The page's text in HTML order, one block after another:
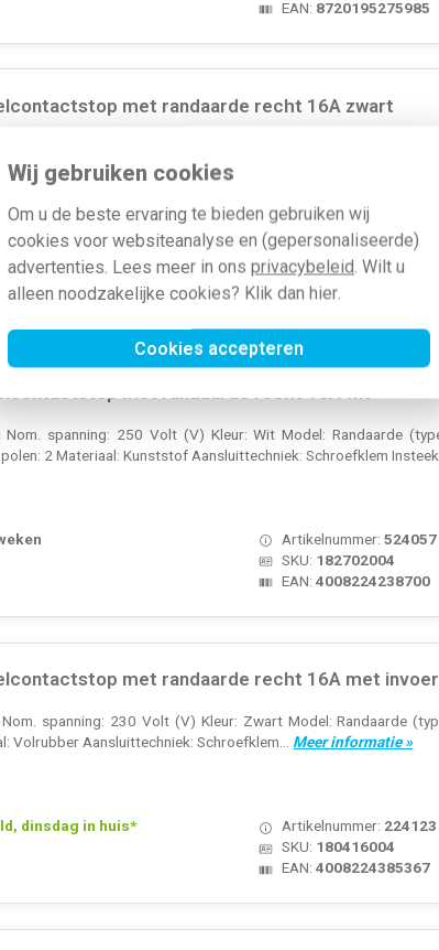
Wij gebruiken cookies
Om u de beste ervaring te bieden gebruiken wij
cookies voor websiteanalyse en (gepersonaliseerde)
advertenties. Lees meer in ons privacybeleid. Wilt u
alleen noodzakelijke cookies? Klik dan hier.
Cookies accepteren
EAN: 8720195275985
met randaarde recht 16A zwart
spanning: 250 Volt (V) Kleur: Zwart Model: Randaarde
polen: 2 Materiaal: Rubber Aansluittechniek: Schroefklem
Artikelnummer:524058
SKU:180716003
EAN:4008221849947
dinsdag in huis*
met randaarde recht 16A wit
spanning: 250 Volt (V) Kleur: Wit Model: Randaarde
2 Materiaal: Kunststof Aansluittechniek: Schroefklem
Artikelnummer:524057
SKU: 182702004
EAN:4008224238700
met randaarde recht 16A met
spanning: 230 Volt (V) Kleur: Zwart Model: Randaarde
Volrubber Aansluittechniek: Schroefklem... Meer informatie »
Artikelnummer: 224123
SKU: 180416004
EAN:4008224385367
dinsdag in huis*